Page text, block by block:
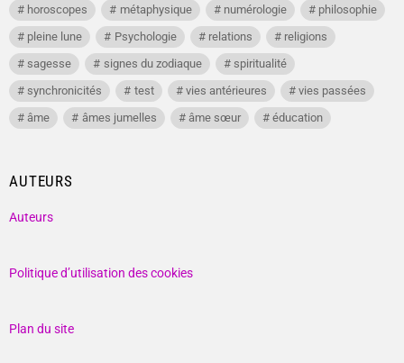
horoscopes
métaphysique numérologie
philosophie
pleine lune
Psychologie relations
religions
sagesse
signes du zodiaque
spiritualité
synchronicités
test vies antérieures
vies passées
âme
âmes jumelles âme sœur éducation
AUTEURS
Auteurs
Politique d’utilisation des cookies
Plan du site